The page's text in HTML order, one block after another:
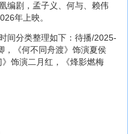
编剧，孟子义、何与、赖伟
年上映。
间分类整理如下：待播/2025-
，《何不同舟渡》饰演夏侯
饰演二月红，《烽影燃梅